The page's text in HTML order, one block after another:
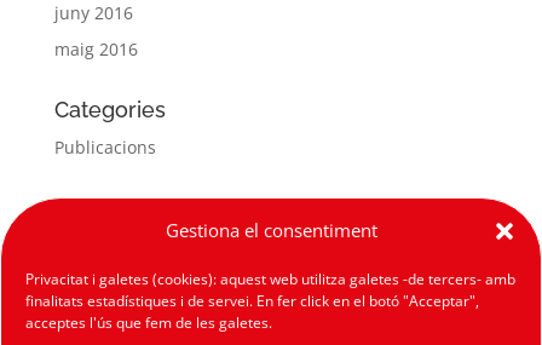
Gestiona el consentiment
Privacitat i galetes (cookies): aquest web utilitza galetes -de tercers- amb
finalitats estadístiques i de servei. En fer click en el botó "Acceptar",
acceptes l'ús que fem de les galetes.
juny 2016
maig 2016
Categories
Publicacions
Meta
Canal de les entrades
Canal dels comentaris